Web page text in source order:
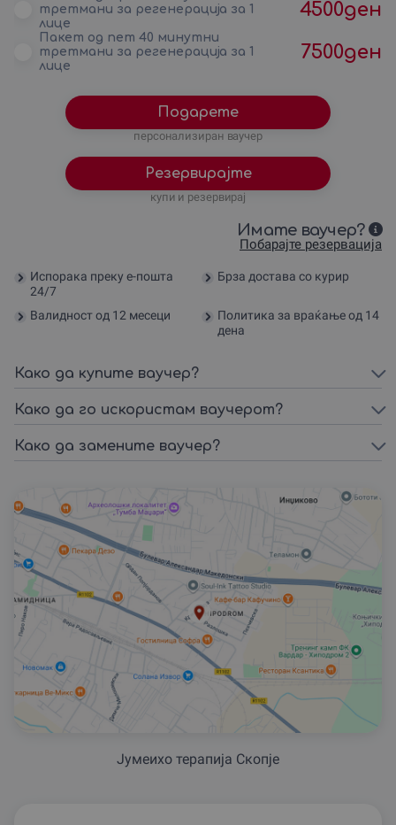
третмани за регенерација за 1
лице
4500ден
Пакет од пет 40 минутни
третмани за регенерација за 1
лице
7500ден
Подарете
персонализиран ваучер
Резервирајте
купи и резервирај
Имате ваучер?
Побарајте резервација
Испорака преку е-пошта
24/7
Брза достава со курир
Валидност од 12 месеци
Политика за враќање од 14
дена
Како да купите ваучер?
Како да го искористам ваучерот?
Како да замените ваучер?
Јумеихо терапија Скопје